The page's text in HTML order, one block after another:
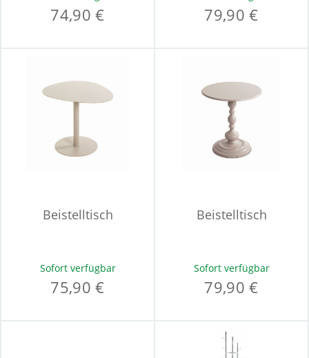
74,90 € 79,90 €
Beistelltisch
Sofort verfügbar
75,90 €
Beistelltisch
Sofort verfügbar
79,90 €